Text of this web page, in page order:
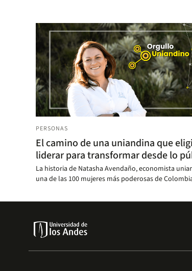
PERSONAS
El camino de una uniandina que
liderar para transformar desde lo
La historia de Natasha Avendaño, economista
una de las 100 mujeres más poderosas de
valor cuando se pone al servicio del país.